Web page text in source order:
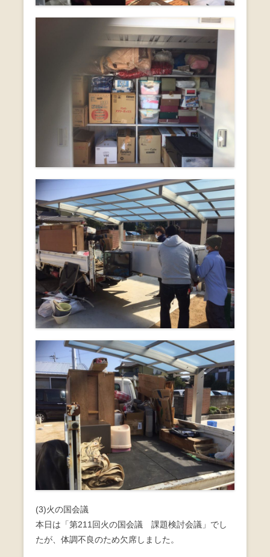
(3)火の国会議
本日は「第211回火の国会議 課題検討会議」でし
たが、体調不良のため欠席しました。